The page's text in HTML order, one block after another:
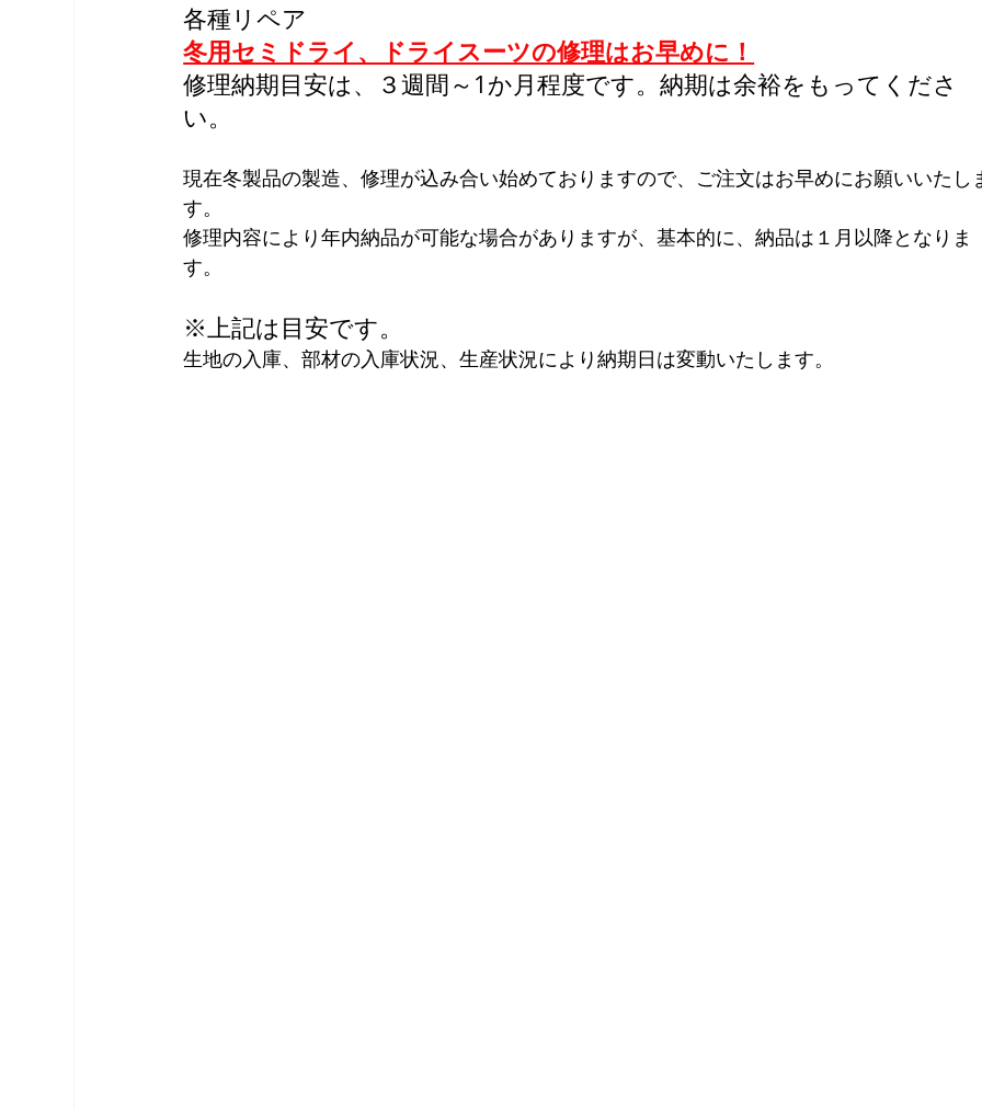
各種リペア
冬用セミドライ、ドライスーツの修理はお早めに！
修理納期目安は、３週間～1か月程度です。納期は余裕をもってくださ
い。
現在冬製品の製造、修理が込み合い始めておりますので、ご注文はお早めにお願いいたし
す。
修理内容により年内納品が可能な場合がありますが、基本的に、納品は１月以降となりま
す。
※上記は目安です。
生地の入庫、部材の入庫状況、生産状況により納期日は変動いたします。